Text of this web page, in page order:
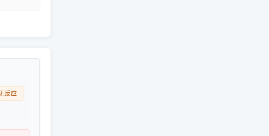
反应